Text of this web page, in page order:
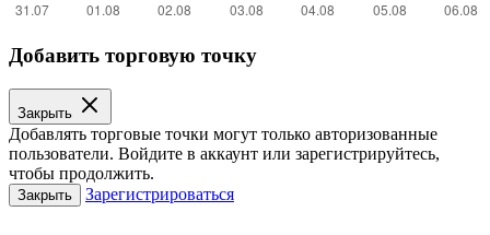
Добавить торговую точку
Закрыть
Добавлять торговые точки могут только авторизованные
пользователи. Войдите в аккаунт или зарегистрируйтесь,
чтобы продолжить.
Закрыть Зарегистрироваться